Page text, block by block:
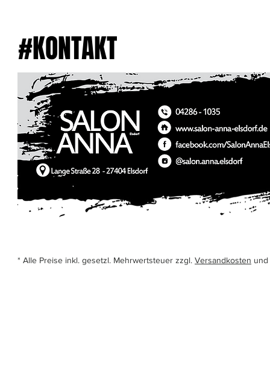
#KONTAKT
* Alle Preise inkl. gesetzl. Mehrwertsteuer zzgl. Versandkosten